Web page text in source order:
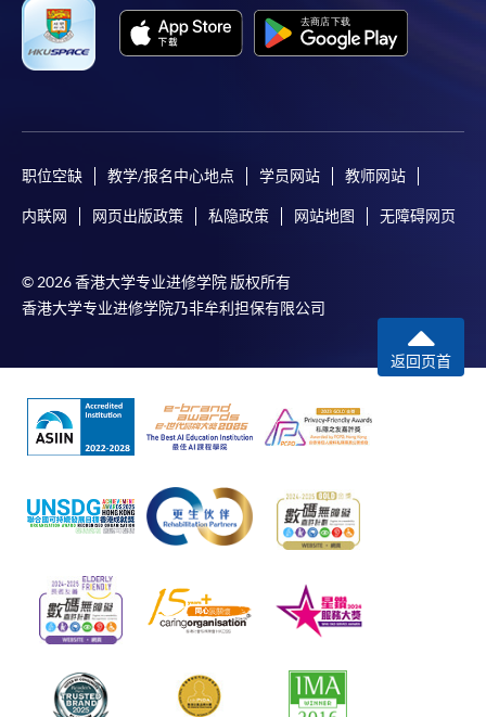
职位空缺 教学/报名中心地点 学员网站 教师网站
内联网 网页出版政策 私隐政策 网站地图 无障碍网页
© 2026 香港大学专业进修学院 版权所有
香港大学专业进修学院乃非牟利担保有限公司
返回页首